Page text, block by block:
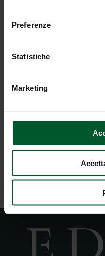
Preferenze
Statistiche
Marketing
* Inserimento